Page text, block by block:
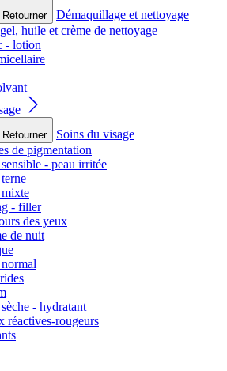
Retourner
Démaquillage et nettoyage
huile et crème de nettoyage
- lotion
Retourner
Soins du visage
de pigmentation
- peau irritée
mixte
- filler
des yeux
de nuit
- hydratant
réactives-rougeurs